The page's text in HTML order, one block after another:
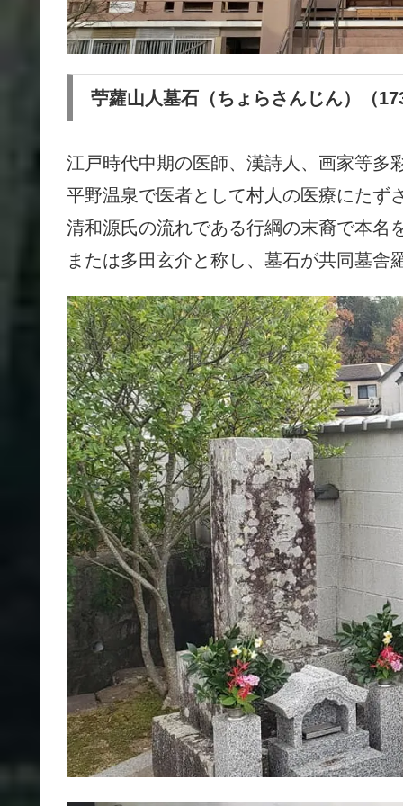
苧蘿山人墓石（ちょらさんじん）（
江戸時代中期の医師、漢詩人、画家等多
平野温泉で医者として村人の医療にたず
清和源氏の流れである行綱の末裔で本名
または多田玄介と称し、 墓石が共同墓舎